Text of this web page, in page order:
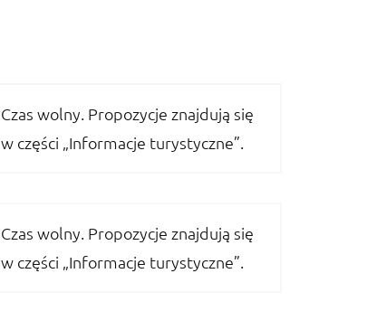
Czas wolny. Propozycje znajdują się
w części „Informacje turystyczne”.
Czas wolny. Propozycje znajdują się
w części „Informacje turystyczne”.